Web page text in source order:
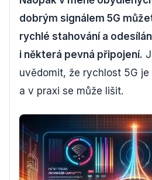
dobrým signálem 5G
rychlé stahování a
i některá pevná připojení.
uvědomit, že rychlost 5G
a v praxi se může lišit.